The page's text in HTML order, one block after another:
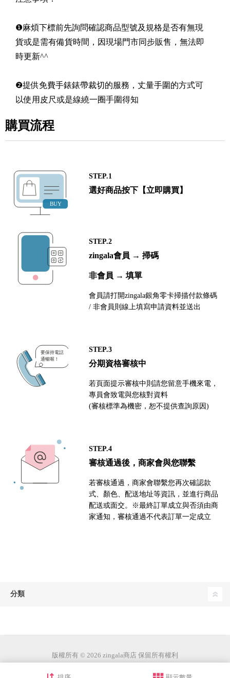
❶麻煩下標前先詢問確認商品型號及規格是否有無現
貨或是需有備貨時間，因現場門市同步販售，無法即
時更新^^
❷提供免費手錶錶帶裁切的服務，丈量手圍的方式可
以使用皮尺或是線繞一圈手圍得知
購買流程
STEP.1
選好商品按下【立即購買】
STEP.2
zingala會員 → 掃碼
非會員 → 填單
會員請打開zingala銀角零卡掃描付款條碼
/ 非會員則線上填寫申請資料並送出
STEP.3
分期資格審核中
若頁面提示審核中則請您留意手機來電，
專員會致電與您核對資料
(審核標準為機密，恕不提供查詢原因)
STEP.4
審核通過後，商家會與您聯繫
若審核通過，商家會聯繫您再次確認款
式、顏色、配送地址等資訊，並進行商品
配送或面交。※最終訂單成立與否須由商
家通知，審核通過不代表訂單一定成立
分類
版權所有 © 2026 zingala商店 保留所有權利